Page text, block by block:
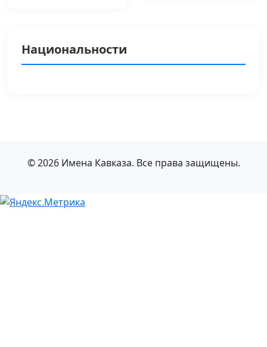
Национальности
© 2026 Имена Кавказа. Все права защищены.